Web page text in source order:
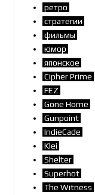
ретро
стратегии
фильмы
юмор
японское
Cipher Prime
FEZ
Gone Home
Gunpoint
IndieCade
Klei
Shelter
Superhot
The Witness